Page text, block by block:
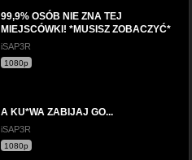
99,9% OSÓB NIE ZNA TEJ
MIEJSCÓWKI! *MUSISZ ZOBACZYĆ*
iSAP3R
1080p
A KU*WA ZABIJAJ GO...
iSAP3R
1080p